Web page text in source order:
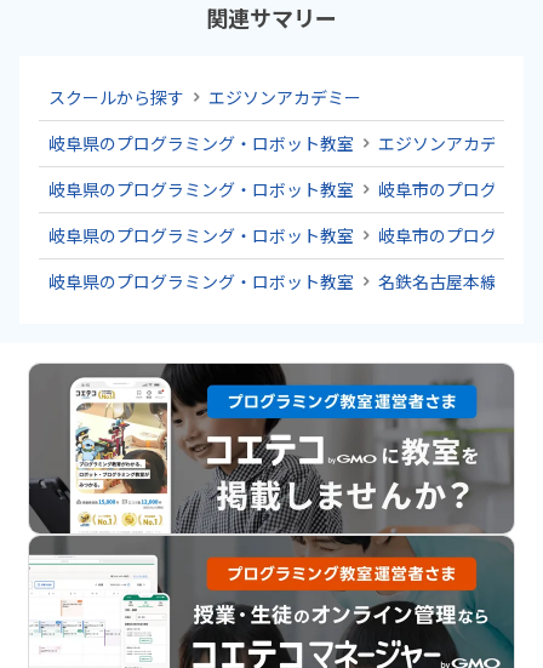
関連サマリー
スクールから探す
エジソンアカデミー
岐阜県のプログラミング・ロボット教室
エジソンアカデミー
岐阜県のプログラミング・ロボット教室
岐阜市のプログラミ
岐阜県のプログラミング・ロボット教室
岐阜市のプログラミ
岐阜県のプログラミング・ロボット教室
名鉄名古屋本線のプ